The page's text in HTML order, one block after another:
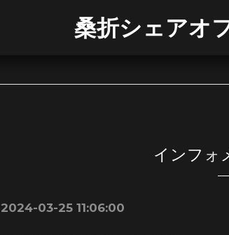
桑折シェアオ
インフォ
2024-03-25 11:06:00